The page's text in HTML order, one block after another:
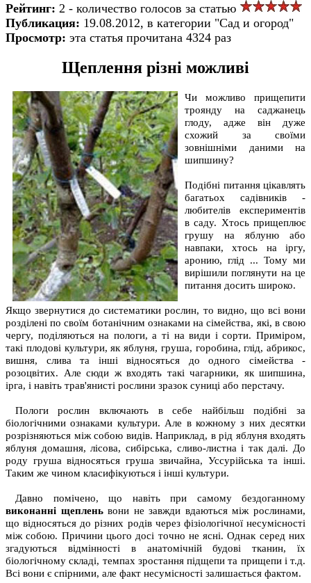
Рейтинг: 2 - количество голосов за статью
Публикация: 19.08.2012, в категории "Сад и огород"
Просмотр: эта статья прочитана 4324 раз
Щеплення різні можливі
Чи можливо прищепити
троянду на саджанець
глоду, адже він дуже
схожий за своїми
зовнішніми даними на
шипшину?
Подібні питання цікавлять
багатьох садівників -
любителів експериментів
в саду. Хтось прищеплює
грушу на яблуню або
навпаки, хтось на іргу,
аронию, глід ... Тому ми
вирішили поглянути на це
питання досить широко.
Якщо звернутися до систематики рослин, то видно, що всі вони
розділені по своїм ботанічним ознаками на сімейства, які, в свою
чергу, поділяються на пологи, а ті на види і сорти. Приміром,
такі плодові культури, як яблуня, груша, горобина, глід, абрикос,
вишня, слива та інші відносяться до одного сімейства -
розоцвітих. Але сюди ж входять такі чагарники, як шипшина,
ірга, і навіть трав'янисті рослини зразок суниці або перстачу.
Пологи рослин включають в себе найбільш подібні за
біологічними ознаками культури. Але в кожному з них десятки
розрізняються між собою видів. Наприклад, в рід яблуня входять
яблуня домашня, лісова, сибірська, сливо-листна і так далі. До
роду груша відносяться груша звичайна, Уссурійська та інші.
Таким же чином класифікуються і інші культури.
Давно помічено, що навіть при самому бездоганному
виконанні щепленьвони не завжди вдаються між рослинами,
що відносяться до різних родів через фізіологічної несумісності
між собою. Причини цього досі точно не ясні. Однак серед них
згадуються відмінності в анатомічній будові тканин, їх
біологічному складі, темпах зростання підщепи та прищепи і т.д.
Всі вони є спірними, але факт несумісності залишається фактом.